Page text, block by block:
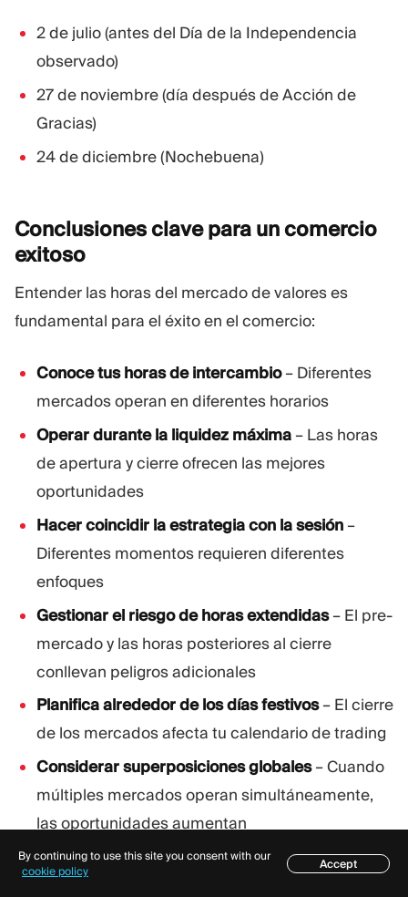
2 de julio (antes del Día de la Independencia
observado)
27 de noviembre (día después de Acción de
Gracias)
24 de diciembre (Nochebuena)
Conclusiones clave para un comercio
exitoso
Entender las horas del mercado de valores es
fundamental para el éxito en el comercio:
Conoce tus horas de intercambio– Diferentes
mercados operan en diferentes horarios
Operar durante la liquidez máxima – Las horas
de apertura y cierre ofrecen las mejores
oportunidades
Hacer coincidir la estrategia con la sesión –
Diferentes momentos requieren diferentes
enfoques
Gestionar el riesgo de horas extendidas– El pre-
mercado y las horas posteriores al cierre
conllevan peligros adicionales
Planifica alrededor de los días festivos– El cierre
de los mercados afecta tu calendario de trading
Considerar superposiciones globales– Cuando
múltiples mercados operan simultáneamente,
las oportunidades aumentan
Rastrear eventos económicos– Las principales
Índice
By continuing to use this site you consent with our
cookie policy
Accept